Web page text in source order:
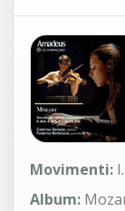
Movimenti:
Album: